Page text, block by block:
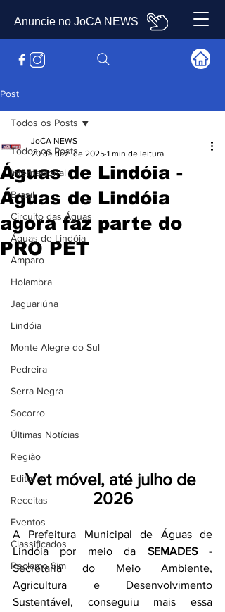
Anuncie no JoCA NEWS
Post
Todos os Posts
Internacional
Brasil
Circuito das Águas
Águas de Lindóia
Amparo
Holambra
Jaguariúna
Lindóia
Monte Alegre do Sul
Pedreira
Serra Negra
Socorro
Últimas Notícias
Região
Editorial
Receitas
Eventos
Classificados
Reclamo Sim
Todos os Posts
Águas de Lindóia -
Águas de Lindóia
agora faz parte do
PRO PET
JoCA NEWS
20 de dez. de 2025 1 min de leitura
Vet móvel, até julho de
2026
A Prefeitura Municipal de Águas de
Lindóia por meio da SEMADES -
Secretaria do Meio Ambiente,
Agricultura e Desenvolvimento
Sustentável, conseguiu mais essa